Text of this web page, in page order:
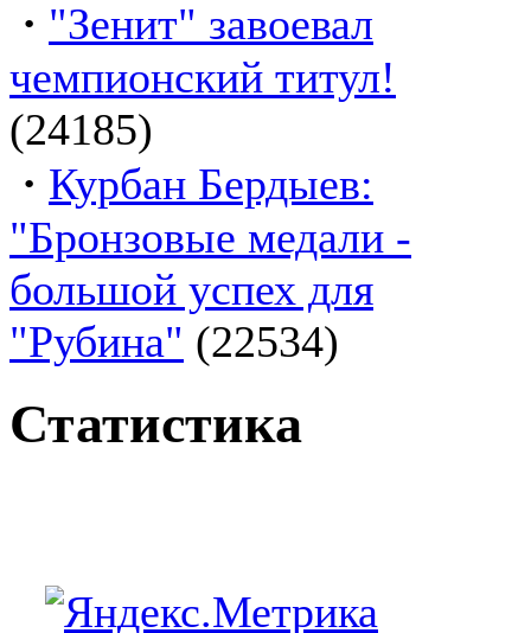
· "Зенит" завоевал
чемпионский титул!
(24185)
· Курбан Бердыев:
"Бронзовые медали -
большой успех для
"Рубина" (22534)
Статистика